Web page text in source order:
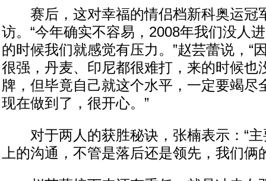
赛后，这对幸福的情侣档新科奥运冠
访。“今年确实不容易，2008年我们没人
的时候我们就感觉有压力。”赵芸蕾说，“
很强，丹麦、印尼都很难打，来的时候也
牌，但毕竟自己就这个水平，一定要竭尽
现在做到了，很开心。”
对于两人的获胜秘诀，张楠表示：“主
上的沟通，不管是落后还是领先，我们俩